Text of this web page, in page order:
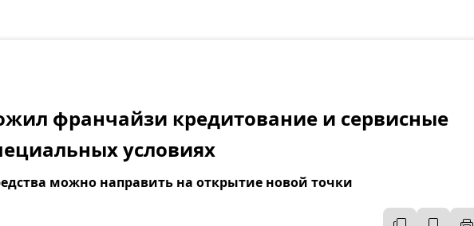
франчайзи кредитование и сервисные
условиях
можно направить на открытие новой точки